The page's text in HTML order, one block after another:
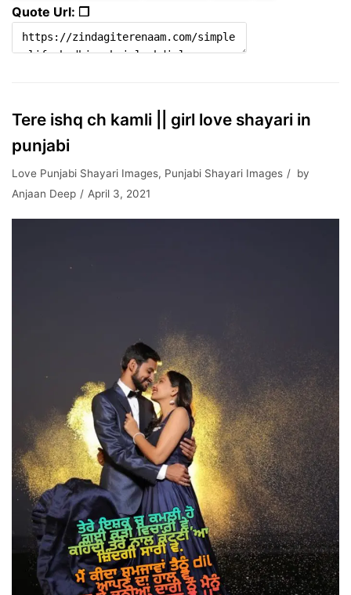
Quote Url: ❐
Tere ishq ch kamli || girl love shayari in
punjabi
Love Punjabi Shayari Images, Punjabi Shayari Images
by
Anjaan Deep
April 3, 2021